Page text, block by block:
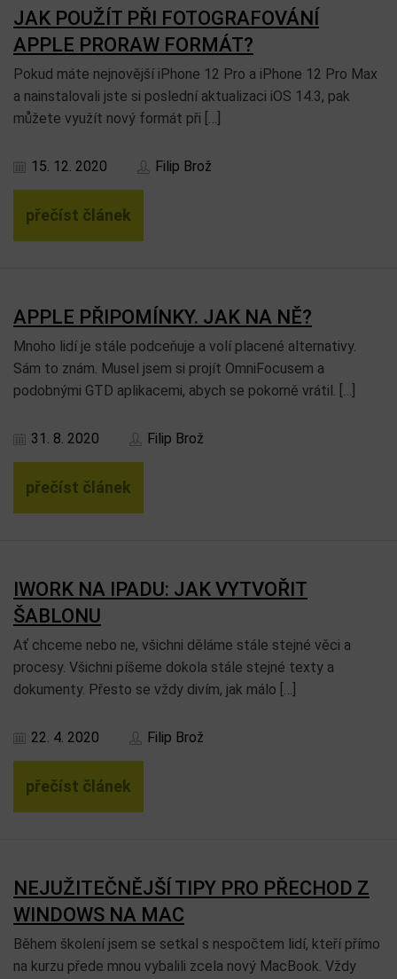
JAK POUŽÍT PŘI FOTOGRAFOVÁNÍ
APPLE PRORAW FORMÁT?
Pokud máte nejnovější iPhone 12 Pro a iPhone 12 Pro Max
a nainstalovali jste si poslední aktualizaci iOS 14.3, pak
můžete využít nový formát při […]
15. 12. 2020 Filip Brož
přečíst článek
APPLE PŘIPOMÍNKY. JAK NA NĚ?
Mnoho lidí je stále podceňuje a volí placené alternativy.
Sám to znám. Musel jsem si projít OmniFocusem a
podobnými GTD aplikacemi, abych se pokorně vrátil. […]
31. 8. 2020 Filip Brož
přečíst článek
IWORK NA IPADU: JAK VYTVOŘIT
ŠABLONU
Ať chceme nebo ne, všichni děláme stále stejné věci a
procesy. Všichni píšeme dokola stále stejné texty a
dokumenty. Přesto se vždy divím, jak málo […]
22. 4. 2020 Filip Brož
přečíst článek
NEJUŽITEČNĚJŠÍ TIPY PRO PŘECHOD Z
WINDOWS NA MAC
Během školení jsem se setkal s nespočtem lidí, kteří přímo
na kurzu přede mnou vybalili zcela nový MacBook. Vždy